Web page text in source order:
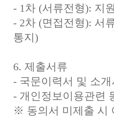
- 1차 (서류전형): 지
- 2차 (면접전형): 서
통지)
6. 제출서류
- 국문이력서 및 소
- 개인정보이용관련
※ 동의서 미제출 시